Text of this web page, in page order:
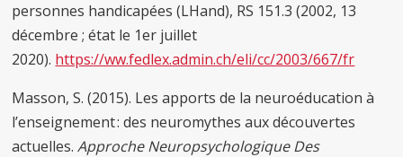
personnes handicapées (LHand), RS 151.3 (2002, 13
décembre ; état le 1er juillet
2020). https://ww.fedlex.admin.ch/eli/cc/2003/667/fr
Masson, S. (2015). Les apports de la neuroéducation à
l’enseignement : des neuromythes aux découvertes
actuelles.Approche Neuropsychologique Des